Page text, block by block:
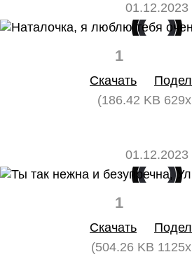
01.12.2023
1
Скачать
(186.42 KB
01.12.2023
1
Скачать
(504.26 KB